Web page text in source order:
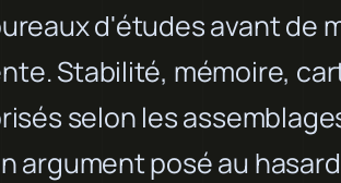
d'études avant de
Stabilité, mémoire,
selon les
argument posé au